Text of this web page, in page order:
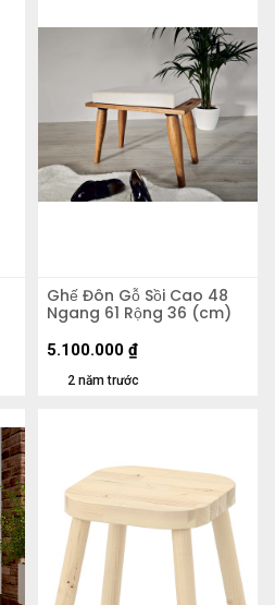
Ghế Đôn Gỗ Sồi Cao 48
Ngang 61 Rộng 36 (cm)
2 năm trước
5.100.000 ₫